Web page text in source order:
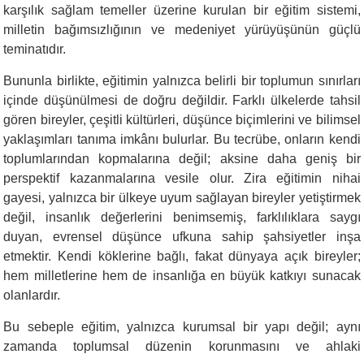
karşılık sağlam temeller üzerine kurulan bir eğitim sistemi,
milletin bağımsızlığının ve medeniyet yürüyüşünün güçlü
teminatıdır.
Bununla birlikte, eğitimin yalnızca belirli bir toplumun sınırları
içinde düşünülmesi de doğru değildir. Farklı ülkelerde tahsil
gören bireyler, çeşitli kültürleri, düşünce biçimlerini ve bilimsel
yaklaşımları tanıma imkânı bulurlar. Bu tecrübe, onların kendi
toplumlarından kopmalarına değil; aksine daha geniş bir
perspektif kazanmalarına vesile olur. Zira eğitimin nihai
gayesi, yalnızca bir ülkeye uyum sağlayan bireyler yetiştirmek
değil, insanlık değerlerini benimsemiş, farklılıklara saygı
duyan, evrensel düşünce ufkuna sahip şahsiyetler inşa
etmektir. Kendi köklerine bağlı, fakat dünyaya açık bireyler;
hem milletlerine hem de insanlığa en büyük katkıyı sunacak
olanlardır.
Bu sebeple eğitim, yalnızca kurumsal bir yapı değil; aynı
zamanda toplumsal düzenin korunmasını ve ahlaki